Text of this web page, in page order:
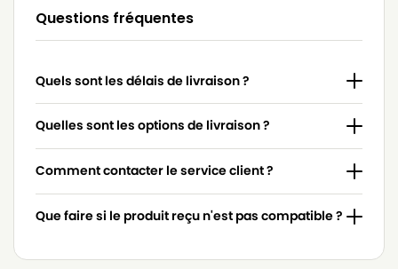
MIELE
MIELE 4854915
MIELE
MIELE 7253830
MIELE
MIELE 7736191
MIELE
MIELE 9442600
MIELE
MIELE ACCU NOVA
MIELE
MIELE ACTIVE HEPA
Questions fréquentes
Quels sont les délais de livraison ?
Quelles sont les options de livraison ?
Comment contacter le service client ?
Que faire si le produit reçu n'est pas compatible ?